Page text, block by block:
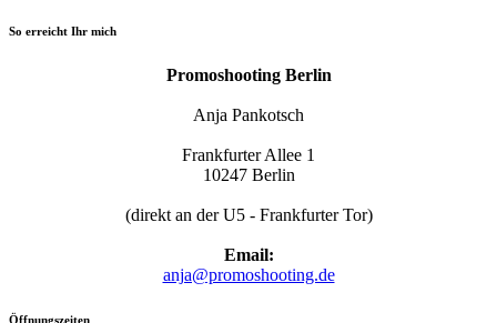
So erreicht Ihr mich
Promoshooting Berlin
Anja Pankotsch
Frankfurter Allee 1
10247 Berlin
(direkt an der U5 - Frankfurter Tor)
Email:
anja@promoshooting.de
Öffnungszeiten